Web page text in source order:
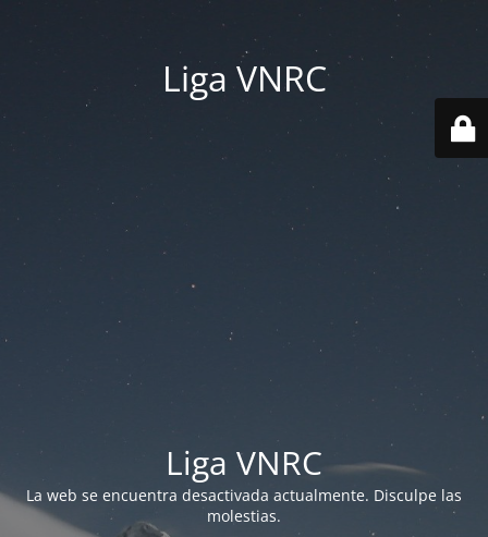
Liga VNRC
Liga VNRC
La web se encuentra desactivada actualmente. Disculpe las
molestias.